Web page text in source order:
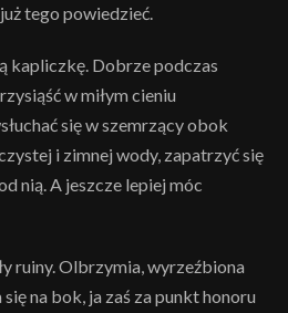
tego powiedzieć.
kapliczkę. Dobrze podczas
w miłym cieniu
się w szemrzący obok
i zimnej wody, zapatrzyć się
nią. A jeszcze lepiej móc
ruiny. Olbrzymia, wyrzeźbiona
na bok, ja zaś za punkt honoru